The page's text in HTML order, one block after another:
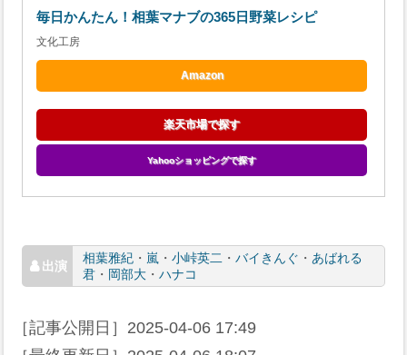
毎日かんたん！相葉マナブの365日野菜レシピ
文化工房
Amazon
楽天市場で探す
Yahooショッピングで探す
相葉雅紀・ 嵐・ 小峠英二・ バイきんぐ ・ あばれる
君・ 岡部大・ ハナコ
［記事公開日］ 2025-04-06 17:49